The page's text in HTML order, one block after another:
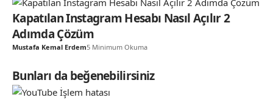
Kapatılan Instagram Hesabı Nasıl Açılır 2
Adımda Çözüm
Mustafa Kemal Erdem5 Minimum Okuma
Bunları da beğenebilirsiniz